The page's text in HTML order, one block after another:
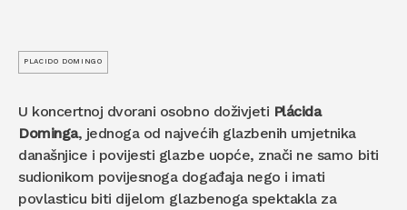
PLACIDO DOMINGO
U koncertnoj dvorani osobno doživjeti Plácida
Dominga, jednoga od najvećih glazbenih umjetnika
današnjice i povijesti glazbe uopće, znači ne samo biti
sudionikom povijesnoga događaja nego i imati
povlasticu biti dijelom glazbenoga spektakla za